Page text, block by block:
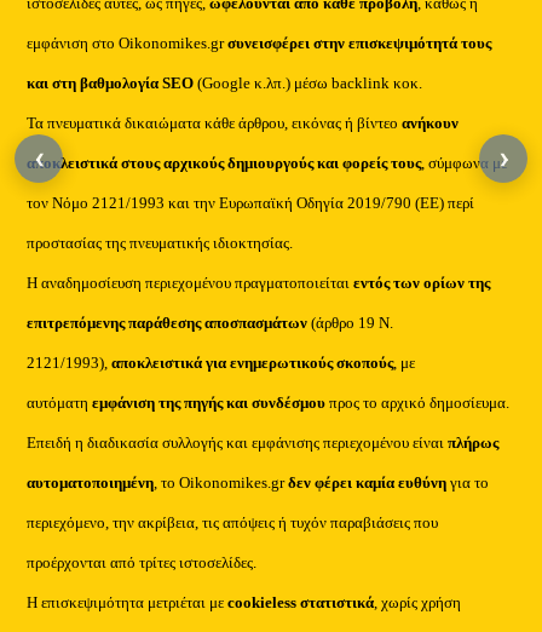
εμφάνιση στο Oikonomikes.grσυνεισφέρει στην επισκεψιμότητά τους
και στη βαθμολογία SEO (Google κ.λπ.) μέσω backlink κοκ.
Τα πνευματικά δικαιώματα κάθε άρθρου, εικόνας ή βίντεοανήκουν
αποκλειστικά στους αρχικούς δημιουργούς και φορείς τους, σύμφωνα με
τον Νόμο 2121/1993 και την Ευρωπαϊκή Οδηγία 2019/790 (ΕΕ) περί
προστασίας της πνευματικής ιδιοκτησίας.
Η αναδημοσίευση περιεχομένου πραγματοποιείταιεντός των ορίων της
επιτρεπόμενης παράθεσης αποσπασμάτων (άρθρο 19 Ν.
2121/1993), αποκλειστικά για ενημερωτικούς σκοπούς, με
αυτόματηεμφάνιση της πηγής και συνδέσμου προς το αρχικό δημοσίευμα.
Επειδή η διαδικασία συλλογής και εμφάνισης περιεχομένου είναιπλήρως
αυτοματοποιημένη, το Oikonomikes.grδεν φέρει καμία ευθύνη για το
περιεχόμενο, την ακρίβεια, τις απόψεις ή τυχόν παραβιάσεις που
προέρχονται από τρίτες ιστοσελίδες.
Η επισκεψιμότητα μετριέται μεcookieless στατιστικά, χωρίς χρήση
‹ ›